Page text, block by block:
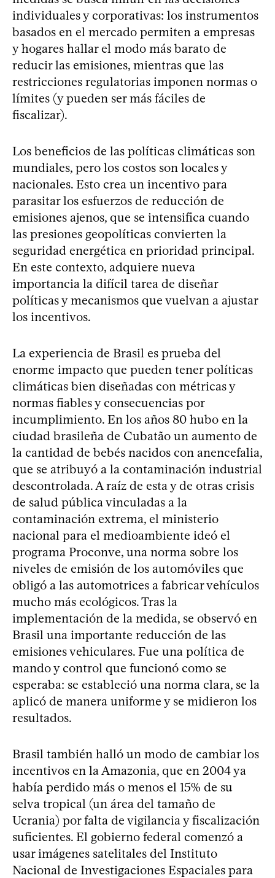
individuales y corporativas: los instrumentos
basados en el mercado permiten a empresas
y hogares hallar el modo más barato de
reducir las emisiones, mientras que las
restricciones regulatorias imponen normas o
límites (y pueden ser más fáciles de
fiscalizar).
Los beneficios de las políticas climáticas son
mundiales, pero los costos son locales y
nacionales. Esto crea un incentivo para
parasitar los esfuerzos de reducción de
emisiones ajenos, que se intensifica cuando
las presiones geopolíticas convierten la
seguridad energética en prioridad principal.
En este contexto, adquiere nueva
importancia la difícil tarea de diseñar
políticas y mecanismos que vuelvan a ajustar
los incentivos.
La experiencia de Brasil es prueba del
enorme impacto que pueden tener políticas
climáticas bien diseñadas con métricas y
normas fiables y consecuencias por
incumplimiento. En los años 80 hubo en la
ciudad brasileña de Cubatão un aumento de
la cantidad de bebés nacidos con anencefalia,
que se atribuyó a la contaminación industrial
descontrolada. A raíz de esta y de otras crisis
de salud pública vinculadas a la
contaminación extrema, el ministerio
nacional para el medioambiente ideó el
programa Proconve, una norma sobre los
niveles de emisión de los automóviles que
obligó a las automotrices a fabricar vehículos
mucho más ecológicos. Tras la
implementación de la medida, se observó en
Brasil una importante reducción de las
emisiones vehiculares. Fue una política de
mando y control que funcionó como se
esperaba: se estableció una norma clara, se la
aplicó de manera uniforme y se midieron los
resultados.
Brasil también halló un modo de cambiar los
incentivos en la Amazonia, que en 2004 ya
había perdido más o menos el 15% de su
selva tropical (un área del tamaño de
Ucrania) por falta de vigilancia y fiscalización
suficientes. El gobierno federal comenzó a
usar imágenes satelitales del Instituto
Nacional de Investigaciones Espaciales para